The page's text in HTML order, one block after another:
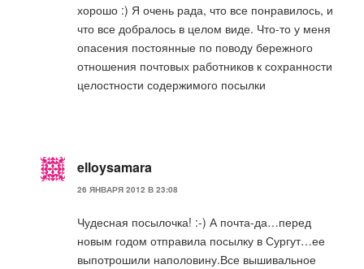
хорошо :) Я очень рада, что все понравилось, и
что все добралось в целом виде. Что-то у меня
опасения постоянные по поводу бережного
отношения почтовых работников к сохранности
целостности содержимого посылки
elloysamara
26 ЯНВАРЯ 2012 В 23:08
Чудесная посылочка! :-) А почта-да…перед
новым годом отправила посылку в Сургут…ее
выпотрошили наполовину.Все вышивальное